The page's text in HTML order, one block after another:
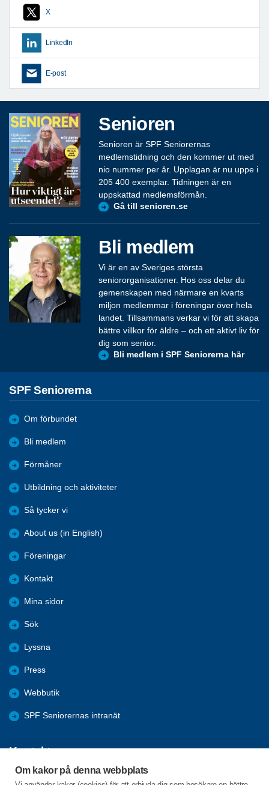
Om kakor på denna webbplats
X
LinkedIn
E-post
Senioren
Senioren är SPF Seniorernas
medlemstidning och den kommer ut med
nio nummer per år. Upplagan är nu uppe i
205 400 exemplar. Tidningen är en
uppskattad medlemsförmån.
Gå till senioren.se
Bli medlem
Vi är en av Sveriges största
seniororganisationer. Hos oss delar du
gemenskapen med närmare en kvarts
miljon medlemmar i föreningar över hela
landet. Tillsammans verkar vi för att skapa
bättre villkor för äldre – och ett aktivt liv för
dig som senior.
Bli medlem i SPF Seniorerna här
SPF Seniorerna
Om förbundet
Bli medlem
Förmåner
Utbildning och aktiviteter
Så tycker vi
About us (in English)
Föreningar
Kontakt
Mina sidor
Sök
Lyssna
Press
Webbutik
SPF Seniorernas intranät
Kontakta oss
Förbundets växel har öppet måndag - fredag, 09:00 - 15:00 med